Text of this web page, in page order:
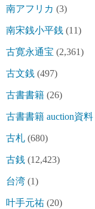
南アフリカ (3)
南宋銭小平銭 (11)
古寛永通宝 (2,361)
古文銭 (497)
古書書籍 (26)
古書書籍 auction資料
古札 (680)
古銭 (12,423)
台湾 (1)
叶手元祐 (20)